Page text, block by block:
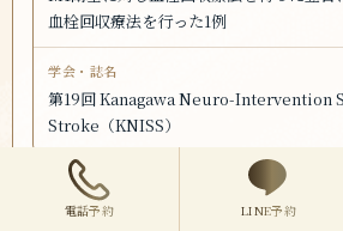
血栓回収療法を行った1例
第19回 Kanagawa Neuro-Intervention
Stroke（KNISS）
青柳 慶憲
電話予約 LINE予約